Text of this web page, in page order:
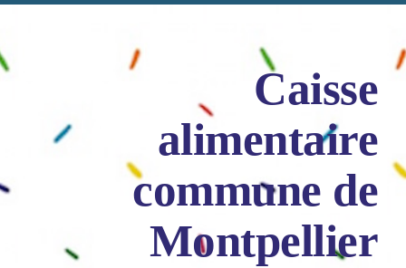
Caisse
alimentaire
commune de
Montpellier